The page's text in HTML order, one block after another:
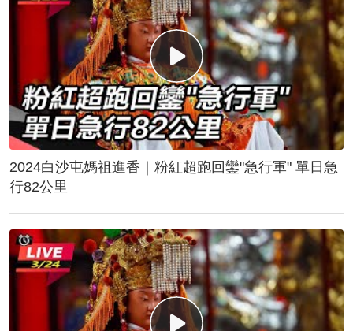
2024白沙屯媽祖進香｜粉紅超跑回鑾"急行軍" 單日急
行82公里